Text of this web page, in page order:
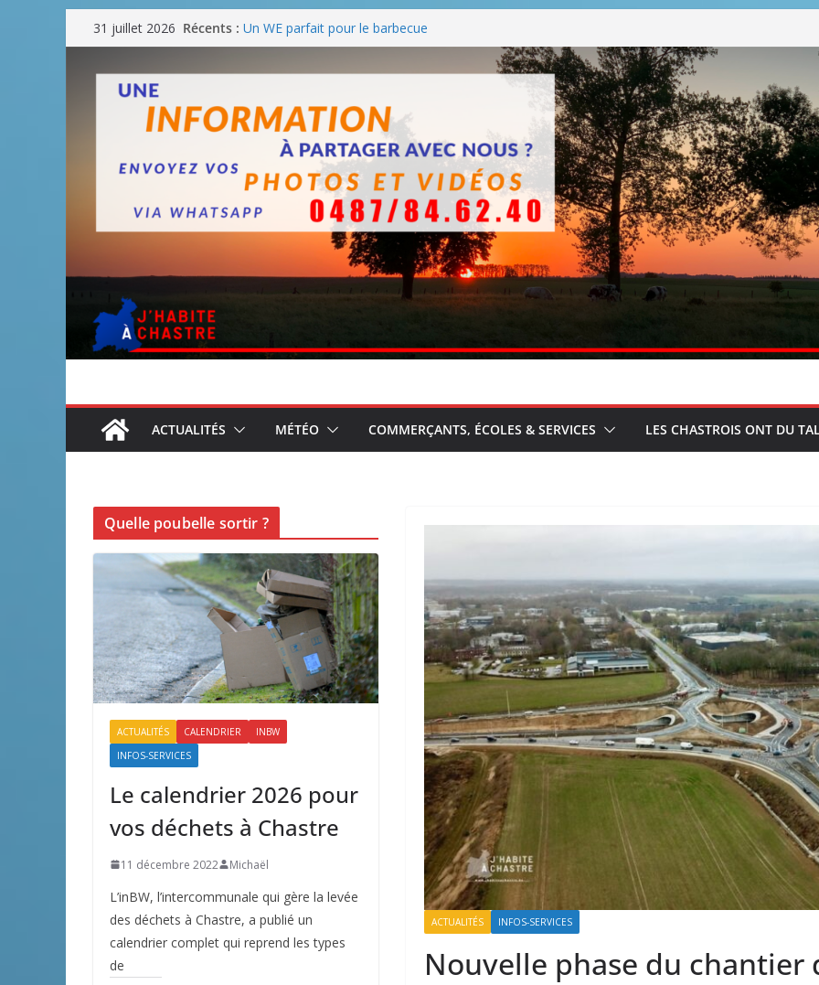
Passer
au
contenu
31 juillet 2026 Récents : Un WE parfait pour le barbecue
Un WE parfait pour faire des BBQ
Un WE agréable pour des BBQ hormis dimanche
Blanmont : la rue des Combattants entre en chantier dès le 3
août
ACTUALITÉS MÉTÉO COMMERÇANTS, ÉCOLES & SERVICES LES CHASTROIS ONT DU
ACTUALITÉS INFOS-SERVICES
Nouvelle phase du chantier
Quelle poubelle sortir ?
ACTUALITÉS CALENDRIER
INBW
INFOS-SERVICES
Le calendrier 2026 pour
vos déchets à Chastre
11 décembre 2022 Michaël
L’inBW, l’intercommunale qui gère la levée
des déchets à Chastre, a publié un
calendrier complet qui reprend les types
de